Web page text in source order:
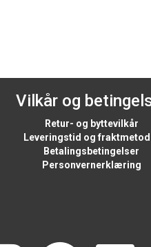
Vilkår og
Retur- og byttevilkår
Leveringstid og
Betalingsbetingelser
Personvernerklæring